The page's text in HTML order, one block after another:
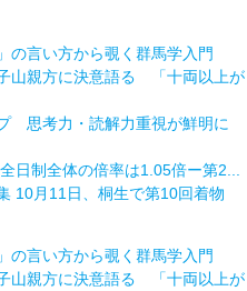
言い方から覗く群馬学入門
山親方に決意語る 「十両以上が
思考力・読解力重視が鮮明に
日制全体の倍率は1.05倍ー第2...
10月11日、桐生で第10回着物
言い方から覗く群馬学入門
山親方に決意語る 「十両以上が